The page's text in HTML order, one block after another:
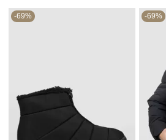
-69% -69%